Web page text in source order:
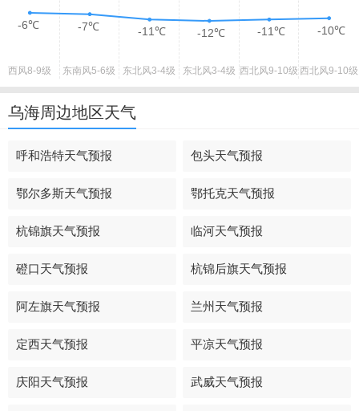
西风8-9级 东南风5-6级 东北风3-4级 东北风3-4级 西北风9-10级 西北风9-10级
-6℃ -7℃ -11℃ -12℃ -11℃ -10℃
乌海周边地区天气
呼和浩特天气预报 包头天气预报
鄂尔多斯天气预报 鄂托克天气预报
杭锦旗天气预报 临河天气预报
磴口天气预报 杭锦后旗天气预报
阿左旗天气预报 兰州天气预报
定西天气预报 平凉天气预报
庆阳天气预报 武威天气预报